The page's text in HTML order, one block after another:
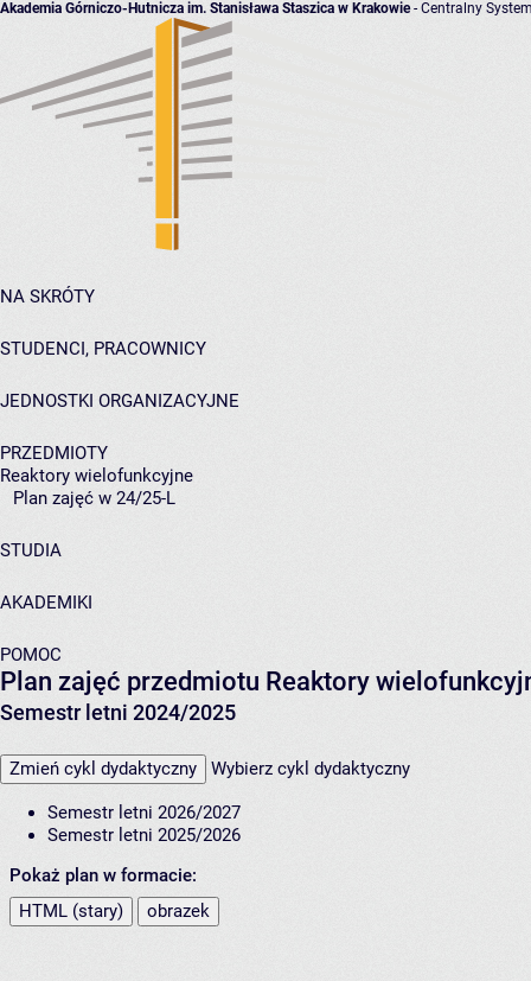
Akademia Górniczo-Hutnicza im. Stanisława Staszica w Krakowie- Centralny
NA SKRÓTY
STUDENCI, PRACOWNICY
JEDNOSTKI ORGANIZACYJNE
PRZEDMIOTY
Reaktory wielofunkcyjne
Plan zajęć w 24/25-L
STUDIA
AKADEMIKI
POMOC
Plan zajęć przedmiotu Reaktory
Semestr letni 2024/2025
Zmień cykl dydaktyczny Wybierz cykl dydaktyczny
Semestr letni 2026/2027
Semestr letni 2025/2026
Pokaż plan w formacie:
HTML (stary)
obrazek